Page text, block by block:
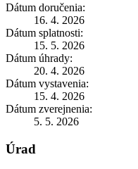
Dátum doručenia:
16. 4. 2026
Dátum splatnosti:
15. 5. 2026
Dátum úhrady:
20. 4. 2026
Dátum vystavenia:
15. 4. 2026
Dátum zverejnenia:
5. 5. 2026
Úrad